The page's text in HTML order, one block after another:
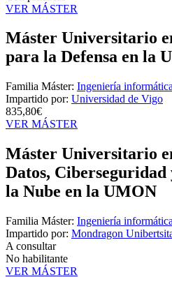
VER MÁSTER
Máster Universitario
para la Defensa en la
Familia Máster: Ingeniería informática
Impartido por: Universidad de Vigo
835,80€
VER MÁSTER
Máster Universitario
Datos,
la Nube en la UMON
Familia Máster: Ingeniería informática
Impartido por: Mondragon
A consultar
No habilitante
VER MÁSTER